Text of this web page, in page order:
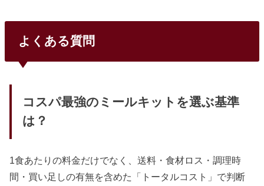
よくある質問
コスパ最強のミールキットを選ぶ基準
は？
1食あたりの料金だけでなく、送料・食材ロス・調理時
間・買い足しの有無を含めた「トータルコスト」で判断